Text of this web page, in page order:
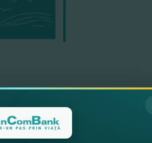
приостановлении оказания услуг по
в порядке, установленном
электронных коммуникаций: веб-
о платежных услугах и
и проведении азартных игр.